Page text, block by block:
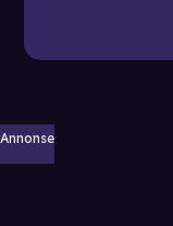
Annonse